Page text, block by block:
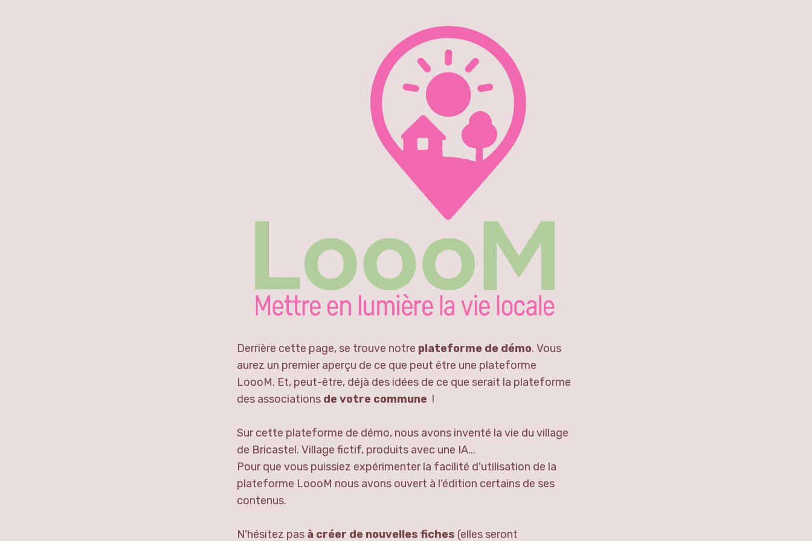
Derrière cette page, se trouve notre plateforme de démo. Vous
aurez un premier aperçu de ce que peut être une plateforme
LoooM. Et, peut-être, déjà des idées de ce que serait la plateforme
des associations de votre commune !
Sur cette plateforme de démo, nous avons inventé la vie du village
de Bricastel. Village fictif, produits avec une IA...
Pour que vous puissiez expérimenter la facilité d'utilisation de la
plateforme LoooM nous avons ouvert à l'édition certains de ses
contenus.
N'hésitez pas à créer de nouvelles fiches (elles seront